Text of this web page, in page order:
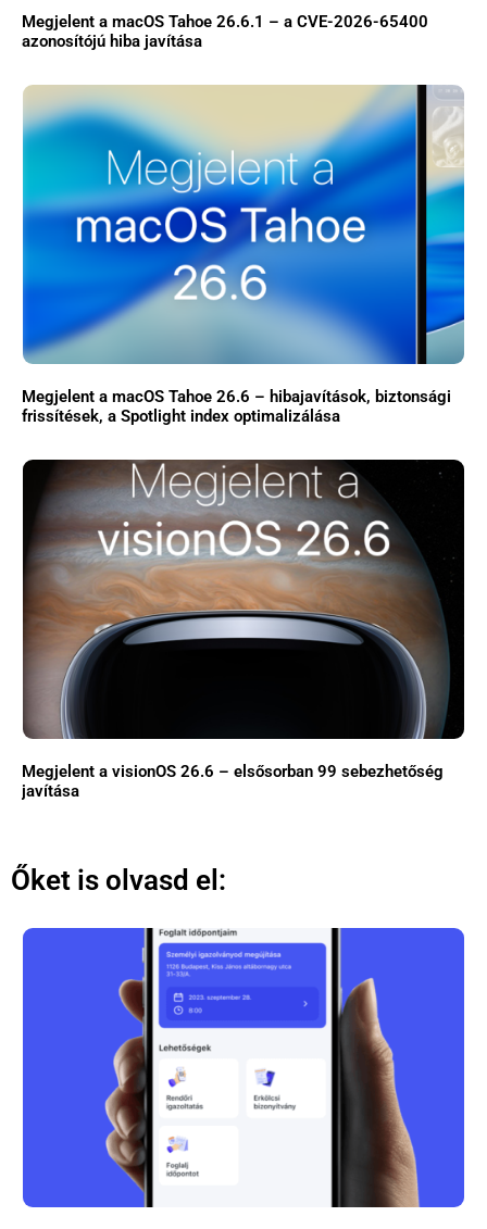
Megjelent a macOS Tahoe 26.6.1 – a CVE-2026-65400
azonosítójú hiba javítása
Megjelent a macOS Tahoe 26.6 – hibajavítások, biztonsági
frissítések, a Spotlight index optimalizálása
Megjelent a visionOS 26.6 – elsősorban 99 sebezhetőség
javítása
Őket is olvasd el: